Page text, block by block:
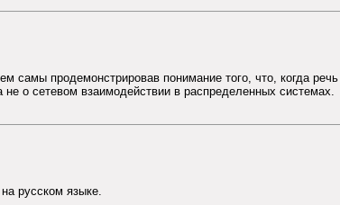
продемонстрировав понимание того, что, когда
о сетевом взаимодействии в распределенных системах.
русском языке.